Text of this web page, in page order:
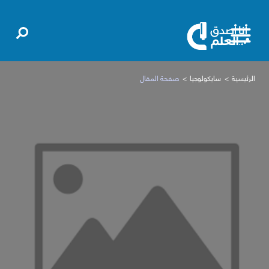
الرئيسية سايكولوجيا صفحة المقال